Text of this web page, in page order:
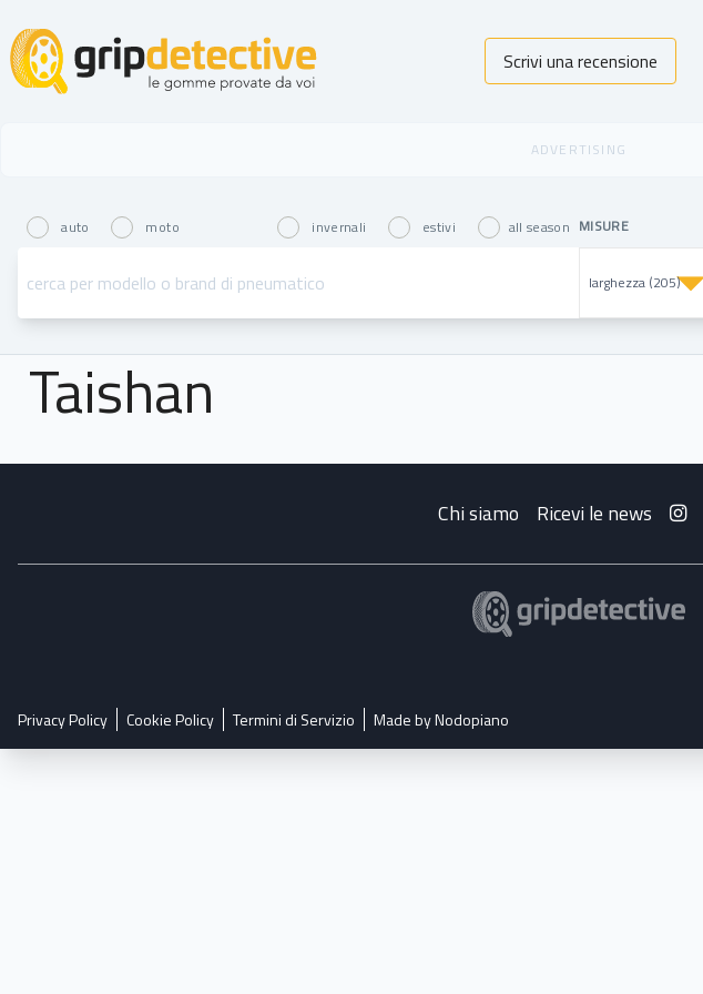
GripDetective Scrivi una recensione
auto moto invernali estivi all season MISURE
Taishan
Chi siamo Ricevi le news
Privacy Policy Cookie Policy Termini di Servizio Made by Nodopiano